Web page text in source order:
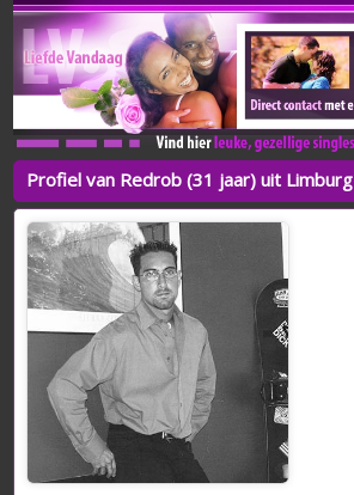
Profiel van Redrob (31 jaar) uit Limburg